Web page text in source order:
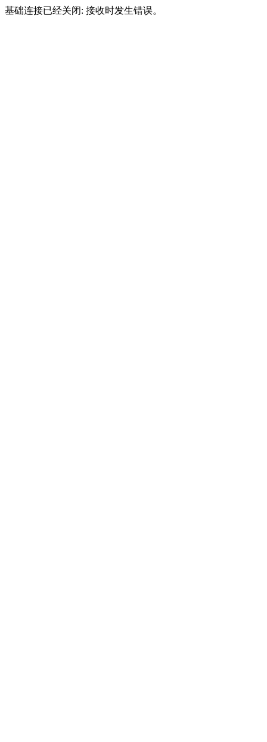
基础连接已经关闭: 接收时发生错误。